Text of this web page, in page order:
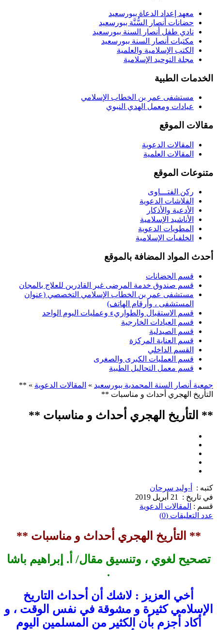
معهد إعداد الدعاة ببورسعيد
حضانات أنصار السُّنَّة ببورسعيد
نادي طفل أنصار السنة ببورسعيد
مكتبات أنصار السنة ببورسعيد
الكتب الإسلامية والعلمية
مجلة التوحيد الإسلامية
الخدمات الطبية
مستشفى عمر بن الخطاب الإسلامي
عيادات ومعمل الهدي النبوي
مقالات الموقع
المقالات الدعوية
المقالات العلمية
متنوعات الموقع
ركن الفتـــاوى
الفلاشات الدعوية
الأدعية والأذكار
الأناشيد الإسلامية
المطويات الدعوية
الخلفيات الإسلامية
أحدث المواد المضافة بالموقع
قسم الحضانات
قسم صندوق خدمة المرضى غير القادرين للعلاج بالمجان
مستشفى عمر بن الخطاب الإسلامي التخصصي (عنوان
المستشفى ، وأرقام الهاتف)
قسم الاستقبال والطواريء وعمليات اليوم الواحد
قسم العيادات الخارجية
قسم الصيدلية
قسم العناية المركزة
القسم الداخلي
قسم العمليات الكبرى والصغرى
قسم معمل التحاليل الطبية
جمعية أنصار السنة المحمدية ببورسعيد » المقالات الدعوية » **
التأريخ الهجري أحداث و مناسبات **
** التأريخ الهجري أحداث و مناسبات **
كتبه :
أ-وليد سرحان
في تاريخ :
21 أبريل 2019
قسم : المقالات الدعوية
عدد التعليقات (0)
** التأريخ الهجري أحداث و مناسبات **
تصحيح لغوي ، وتنسيق مقال/ أ. إبراهيم باشا
.
أخي العزيز : لاشك أن أحداث التاريخ
الإسلامي كثيرة و مشوقة في نفس الوقت ، و
أكاد أجزم بأن الكثير من المسلمين اليوم